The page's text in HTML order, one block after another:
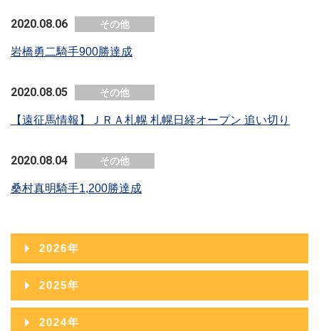
2020.08.06 その他
岩橋勇二騎手900勝達成
2020.08.05 その他
【遠征馬情報】ＪＲＡ札幌 札幌日経オープン 追い切り
2020.08.04 その他
桑村真明騎手1,200勝達成
2026年
2026年08月
2026年07月
2025年
2025年12月
2024年